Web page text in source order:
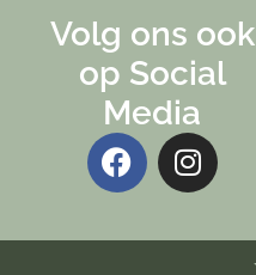
Volg ons ook
op Social
Media
F
a
e
I
n
t